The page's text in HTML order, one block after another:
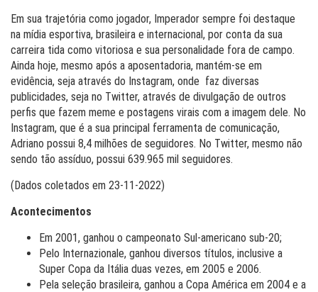
Em sua trajetória como jogador, Imperador sempre foi destaque
na mídia esportiva, brasileira e internacional, por conta da sua
carreira tida como vitoriosa e sua personalidade fora de campo.
Ainda hoje, mesmo após a aposentadoria, mantém-se em
evidência, seja através do Instagram, onde faz diversas
publicidades, seja no Twitter, através de divulgação de outros
perfis que fazem meme e postagens virais com a imagem dele. No
Instagram, que é a sua principal ferramenta de comunicação,
Adriano possui 8,4 milhões de seguidores. No Twitter, mesmo não
sendo tão assíduo, possui 639.965 mil seguidores.
(Dados coletados em 23-11-2022)
Acontecimentos
Em 2001, ganhou o campeonato Sul-americano sub-20;
Pelo Internazionale, ganhou diversos títulos, inclusive a
Super Copa da Itália duas vezes, em 2005 e 2006.
Pela seleção brasileira, ganhou a Copa América em 2004 e a